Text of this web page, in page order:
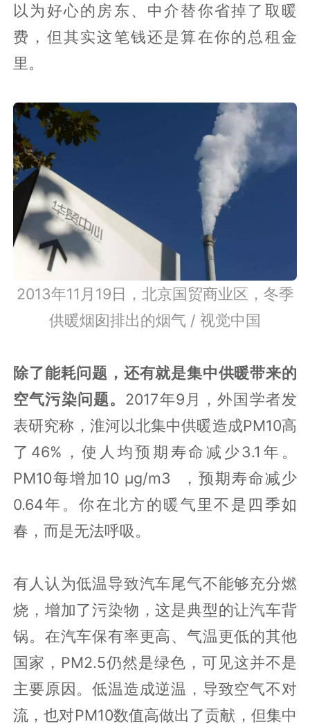
以为好心的房东、中介替你省掉了取暖
费，但其实这笔钱还是算在你的总租金
里。
2013年11月19日，北京国贸商业区，冬季
供暖烟囱排出的烟气 / 视觉中国
除了能耗问题，还有就是集中供暖带来的
空气污染问题。 2017年9月，外国学者发
表研究称，淮河以北集中供暖造成PM10高
了46%，使人均预期寿命减少3.1年。
PM10每增加10 μg/m3 ，预期寿命减少
0.64年。你在北方的暖气里不是四季如
春，而是无法呼吸。
有人认为低温导致汽车尾气不能够充分燃
烧，增加了污染物，这是典型的让汽车背
锅。在汽车保有率更高、气温更低的其他
国家，PM2.5仍然是绿色，可见这并不是
主要原因。低温造成逆温，导致空气不对
流，也对PM10数值高做出了贡献，但集中